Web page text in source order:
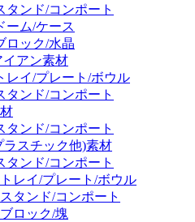
タンド/コンポート
ーム/ケース
ロック/水晶
アン素材
レイ/プレート/ボウル
タンド/コンポート
タンド/コンポート
スチック他)素材
タンド/コンポート
レイ/プレート/ボウル
タンド/コンポート
ロック/塊